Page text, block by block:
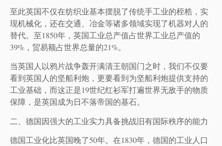
至此英国不仅在纺织业基本摆脱了传统手工业的桎梏，实
现机械化，还在交通、冶金等诸多领域实现了机器对人的
替代。至1850年，英国工业总产值占世界工业总产值的
39%，贸易额占世界总量的21%。
当英国人以鸦片战争轰开满清王朝国门之时，我们不仅要
看到英国人的坚船利炮，更要看到为坚船利炮提供支持的
工业基础，而这正是19世纪红衫军打遍世界无敌手的物质
保障，是英国成为日不落帝国的基石。
二、德国因强大的工业实力具备挑战旧有国际秩序的能力
德国工业化比英国晚了50年。在1830年，德国的工业人口